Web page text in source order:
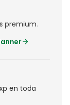
premium.
en toda